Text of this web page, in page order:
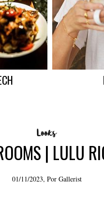
| LULU
01/11/2023, Por Gallerist